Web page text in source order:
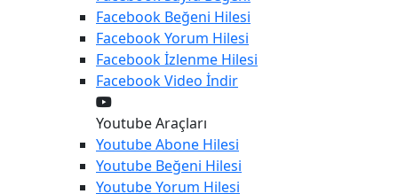
Facebook Beğeni Hilesi
FacebookYorum Hilesi
Facebookİzlenme Hilesi
FacebookVideo İndir
Youtube Araçları
YoutubeAbone Hilesi
Youtube Beğeni Hilesi
YoutubeYorum Hilesi